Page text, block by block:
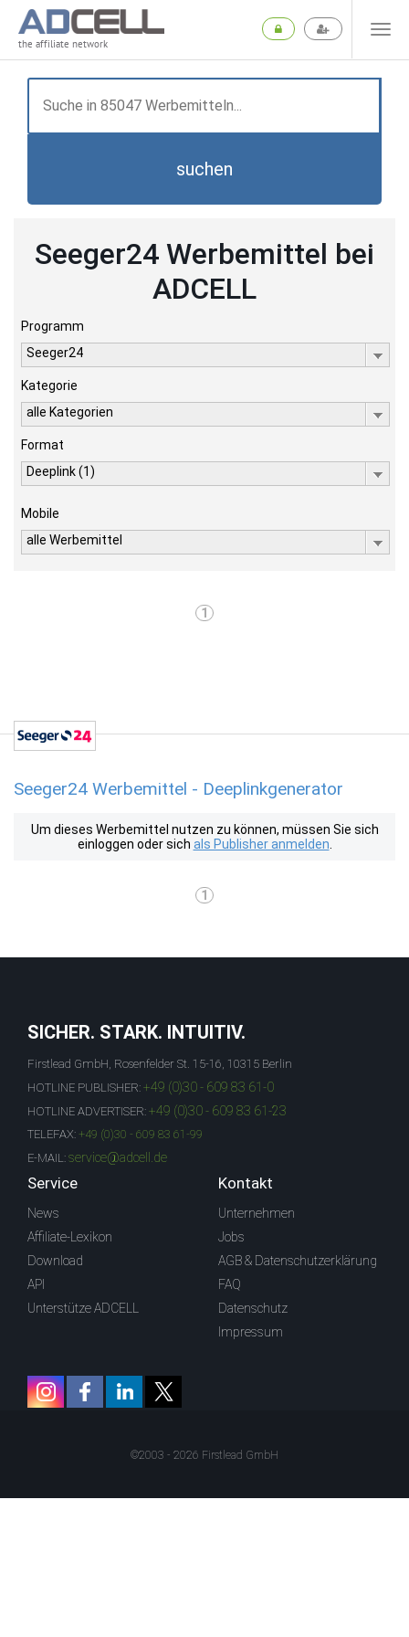
the affiliate network
suchen
Seeger24 Werbemittel bei
ADCELL
Programm
Seeger24
Kategorie
alle Kategorien
Format
Deeplink (1)
Mobile
alle Werbemittel
1
Seeger24 Werbemittel - Deeplinkgenerator
Um dieses Werbemittel nutzen zu können, müssen Sie sich
einloggen oder sich als Publisher anmelden
1
SICHER. STARK. INTUITIV.
Firstlead GmbH, Rosenfelder St. 15-16, 10315 Berlin
HOTLINE PUBLISHER: +49 (0)30 - 609 83 61-0
HOTLINE ADVERTISER: +49 (0)30 - 609 83 61-23
TELEFAX: +49 (0)30 - 609 83 61-99
E-MAIL: service@adcell.de
Service
News
Affiliate-Lexikon
Download
API
Unterstütze ADCELL
Kontakt
Unternehmen
Jobs
AGB & Datenschutzerklärung
FAQ
Datenschutz
Impressum
©2003 - 2026 Firstlead GmbH